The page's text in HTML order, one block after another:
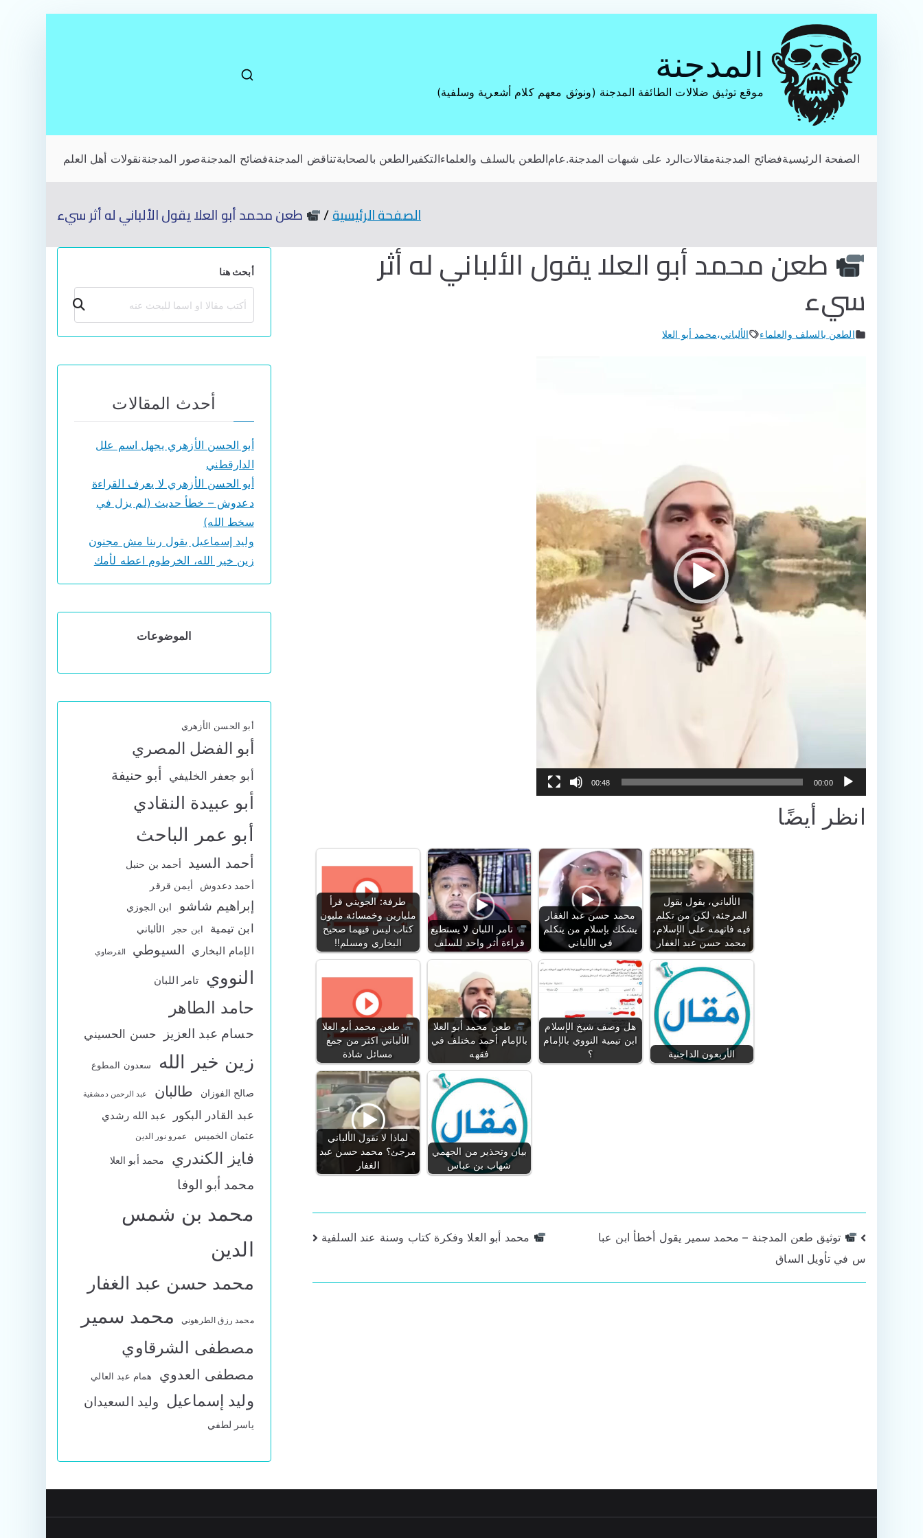
المحتوى
المدجنة
موقع توثيق ضلالات الطائفة المدجنة (ونوثق معهم كلام أشعرية وسلفية)
الصفحة الرئيسيةفضائح المدجنةمقالاتالرد على شبهات المدجنة.عامالطعن بالسلف والعلماءالتكفير الطعن بالصحابةتناقض المدجنةفضائح المدجنةصور المدجنةنقولات أهل العلم
الصفحة الرئيسية طعن محمد أبو العلا يقول الألباني له أثر سيء
طعن محمد أبو العلا يقول الألباني له أثر
سيء
الطعن بالسلف والعلماء الألباني،محمد أبو العلا
00:00
00:48
انظر أيضًا
طرفة: الجويني قرأ
مليارين وخمسائة مليون
كتاب ليس فيهما صحيح
البخاري ومسلم!!
تامر اللبان لا يستطيع
قراءة أثر واحد للسلف
محمد حسن عبد الغفار
يشكك بإسلام من يتكلم
في الألباني
الألباني، يقول بقول
المرجئة، لكن من تكلم
فيه فاتهمه على الإسلام،
محمد حسن عبد الغفار
طعن محمد أبو العلا
الألباني اكثر من جمع
مسائل شاذة
طعن محمد أبو العلا
بالإمام أحمد مختلف في
فقهه
هل وصف شيخ الإسلام
ابن تيمية النووي بالإمام
؟
الأربعون الداجنية
لماذا لا نقول الألباني
مرجئ؟ محمد حسن عبد
الغفار
بيان وتحذير من الجهمي
شهاب بن عباس
تصفّح
المقالات
توثيق طعن المدجنة – محمد سمير يقول أخطأ ابن عبا
س في تأويل الساق
محمد أبو العلا وفكرة كتاب وسنة عند السلفية
أبحث هنا
بحث
أحدث المقالات
أبو الحسن الأزهري يجهل اسم علل
الدارقطني
أبو الحسن الأزهري لا يعرف القراءة
دعدوش – خطأ حديث (لم يزل في
سخط الله)
وليد إسماعيل يقول ربنا مش مجنون
زين خير الله، الخرطوم اعطه لأمك
الموضوعات
أبو الحسن الأزهري
أبو الفضل المصري
أبو جعفر الخليفي أبو حنيفة
أبو عبيدة النقادي
أبو عمر الباحث
أحمد السيد
أحمد بن حنبل
أحمد دعدوش
أيمن قرقر
إبراهيم شاشو ابن الجوزي
ابن تيمية ابن حجر الألباني
الإمام البخاري السيوطي القرضاوي
النووي تامر اللبان
حامد الطاهر
حسام عبد العزيز حسن الحسيني
زين خير الله سعدون المطوع
صالح الفوزان طالبان عبد الرحمن دمشقية
عبد القادر البكور عبد الله رشدي
عثمان الخميس عمرو نور الدين
فايز الكندري محمد أبو العلا
محمد أبو الوفا
محمد بن شمس
الدين
محمد حسن عبد الغفار
محمد رزق الطرهوني محمد سمير
مصطفى الشرقاوي
مصطفى العدوي همام عبد العالي
وليد إسماعيل وليد السعيدان
ياسر لطفي